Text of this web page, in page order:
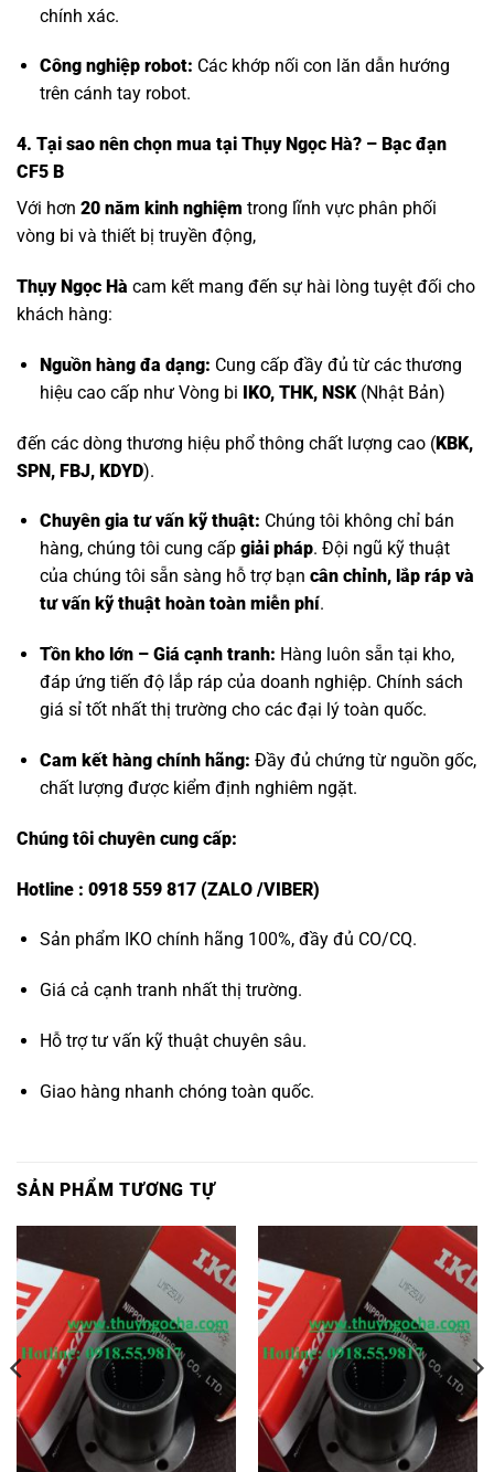
chính xác.
Công nghiệp robot: Các khớp nối con lăn dẫn hướng
trên cánh tay robot.
4. Tại sao nên chọn mua tại Thụy Ngọc Hà? – Bạc đạn
CF5 B
Với hơn 20 năm kinh nghiệm trong lĩnh vực phân phối
vòng bi và thiết bị truyền động,
Thụy Ngọc Hà cam kết mang đến sự hài lòng tuyệt đối cho
khách hàng:
Nguồn hàng đa dạng: Cung cấp đầy đủ từ các thương
hiệu cao cấp nhưVòng bi IKO, THK, NSK(Nhật Bản)
đến các dòng thương hiệu phổ thông chất lượng cao (KBK,
SPN, FBJ, KDYD).
Chuyên gia tư vấn kỹ thuật: Chúng tôi không chỉ bán
hàng, chúng tôi cung cấp giải pháp. Đội ngũ kỹ thuật
của chúng tôi sẵn sàng hỗ trợ bạn cân chỉnh, lắp ráp và
tư vấn kỹ thuật hoàn toàn miễn phí.
Tồn kho lớn – Giá cạnh tranh: Hàng luôn sẵn tại kho,
đáp ứng tiến độ lắp ráp của doanh nghiệp. Chính sách
giá sỉ tốt nhất thị trường cho các đại lý toàn quốc.
Cam kết hàng chính hãng: Đầy đủ chứng từ nguồn gốc,
chất lượng được kiểm định nghiêm ngặt.
Chúng tôi chuyên cung cấp:
Hotline : 0918 559 817 (ZALO /VIBER)
Sản phẩm IKO chính hãng 100%, đầy đủ CO/CQ.
Giá cả cạnh tranh nhất thị trường.
Hỗ trợ tư vấn kỹ thuật chuyên sâu.
Giao hàng nhanh chóng toàn quốc.
SẢN PHẨM TƯƠNG TỰ